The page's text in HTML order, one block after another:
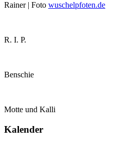
Rainer | Foto wuschelpfoten.de
R. I. P.
Benschie
Motte und Kalli
Kalender